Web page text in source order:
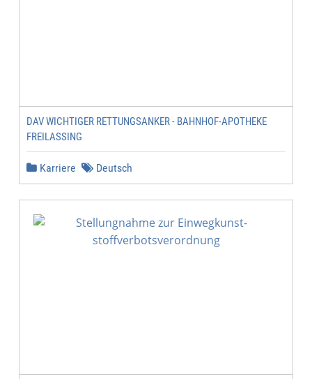
DAV WICHTIGER RETTUNGSANKER - BAHNHOF-APOTHEKE
FREILASSING
Karriere Deutsch